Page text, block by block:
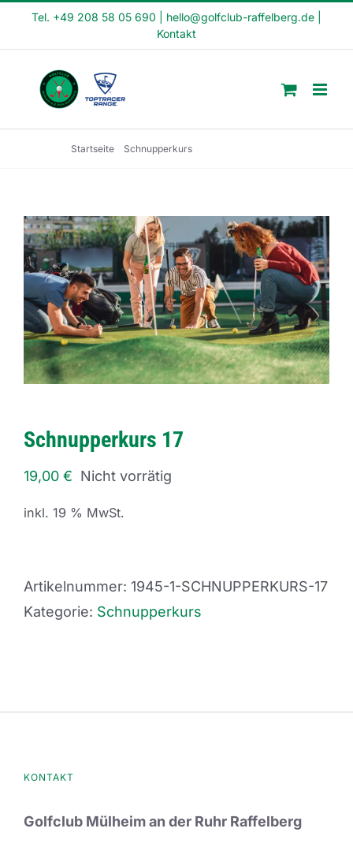
Tel. +49 208 58 05 690 hello@golfclub-raffelberg.de
Kontakt
Startseite Schnupperkurs
Schnupperkurs 17
19,00 € Nicht vorrätig
inkl. 19 % MwSt.
Artikelnummer: 1945-1-SCHNUPPERKURS-17
Kategorie: Schnupperkurs
KONTAKT
Golfclub Mülheim an der Ruhr Raffelberg